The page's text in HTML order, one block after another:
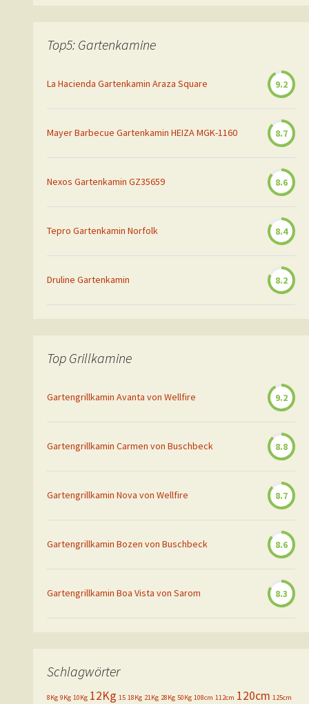
Top5: Gartenkamine
La Hacienda Gartenkamin Araza Square 9.2
Mayer Barbecue Gartenkamin HEIZA MGK-1160 8.7
Nexos Gartenkamin GZ35659 8.6
Tepro Gartenkamin Norfolk 8.4
Druline Gartenkamin 8.2
Top Grillkamine
Gartengrillkamin Avanta von Wellfire 9.2
Gartengrillkamin Carmen von Buschbeck 8.8
Gartengrillkamin Nova von Wellfire 8.7
Gartengrillkamin Bozen von Buschbeck 8.6
Gartengrillkamin Boa Vista von Sarom 8.3
Schlagwörter
8Kg 9Kg 10Kg 12Kg 15 18Kg 21Kg 28Kg 50Kg 108cm 112cm 120cm 125cm